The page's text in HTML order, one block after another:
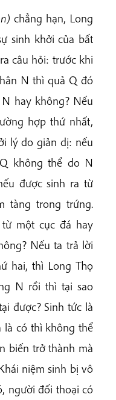
chẳng hạn, Long
sinh khởi của bất
câu hỏi: trước khi
N thì quả Q đó
hay không? Nếu
hợp thứ nhất,
lý do giản dị: nếu
không thể do N
được sinh ra từ
tàng trong trứng.
một cục đá hay
Nếu ta trả lời
hai, thì Long Thọ
N rồi thì tại sao
được? Sinh tức là
có thì không thể
biến trở thành mà
niệm sinh bị vô
người đối thoại có